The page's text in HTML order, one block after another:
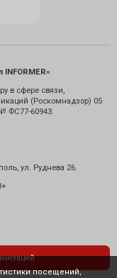
в сфере связи,
(Роскомнадзор) 05
ФС77-60943.
ул. Руднева 26.
посещений,